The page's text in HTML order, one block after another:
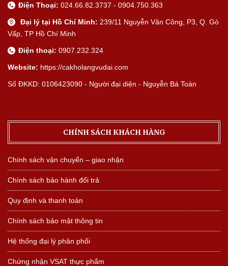
Điện Thoại: 024.66.82.3737 - 0904.750.363
Đại lý tại Hồ Chí Minh: 239/11 Nguyễn Văn Công, P3, Q. Gò
Vấp, TP Hồ Chí Minh
Điện thoại: 0907.232.324
Website: https://cakholangvudai.com
Số ĐKKD: 0106423090 - Người đại diện - Nguyễn Bá Toàn
CHÍNH SÁCH KHÁCH HÀNG
Chính sách vận chuyển – giao nhận
Chính sách bảo hành đổi trả
Quy định và thanh toán
Chính sách bảo mật thông tin
Hệ thống đại lý phân phối
Chứng nhận VSAT thực phẩm